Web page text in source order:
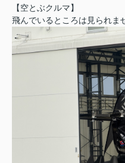
【空とぶクルマ】
飛んでいるところは見られま